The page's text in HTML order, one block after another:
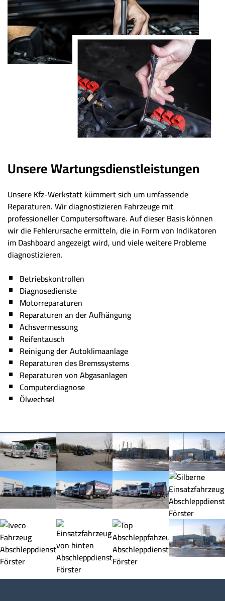
Unsere Wartungsdienstleistungen
Unsere Kfz-Werkstatt kümmert sich um umfassende
Reparaturen. Wir diagnostizieren Fahrzeuge mit
professioneller Computersoftware. Auf dieser Basis können
wir die Fehlerursache ermitteln, die in Form von Indikatoren
im Dashboard angezeigt wird, und viele weitere Probleme
diagnostizieren.
Betriebskontrollen
Diagnosedienste
Motorreparaturen
Reparaturen an der Aufhängung
Achsvermessung
Reifentausch
Reinigung der Autoklimaanlage
Reparaturen des Bremssystems
Reparaturen von Abgasanlagen
Computerdiagnose
Ölwechsel